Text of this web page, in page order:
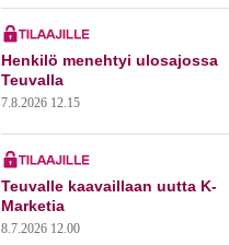
Henkilö menehtyi ulosajossa
Teuvalla
7.8.2026 12.15
Teuvalle kaavaillaan uutta K-
Marketia
8.7.2026 12.00